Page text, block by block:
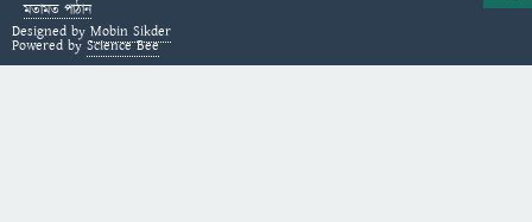
মতামত পাঠান
Designed by Mobin Sikder
Powered by Science Bee